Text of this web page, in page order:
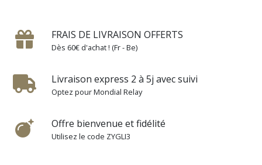
FRAIS DE LIVRAISON OFFERTS
Dès 60€ d'achat ! (Fr - Be)
Livraison express 2 à 5j avec suivi
Optez pour Mondial Relay
Offre bienvenue et fidélité
Utilisez le code ZYGLI3